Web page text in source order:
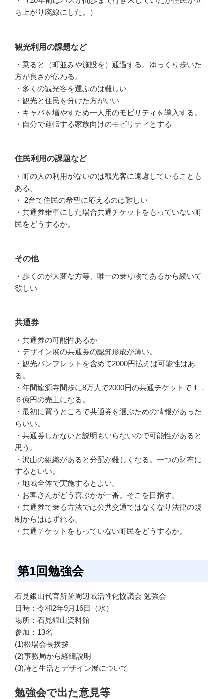
ち上がり廃線にした。）
観光利用の課題など
・乗ると（町並みや施設を）通過する。ゆっくり歩いた
方が良さが伝わる。
・多くの観光客を運ぶのは難しい
・観光と住民を分けた方がいい
・キャパを増やすため一人用のモビリティを導入する。
・自分で運転する家族向けのモビリティとする
住民利用の課題など
・町の人の利用がないのは観光客に遠慮していることも
ある。
・ 2台で住民の希望に応えるのは難しい
・共通券乗車にした場合共通チケットをもっていない町
民をどうするか。
その他
・歩くのが大変な方等、唯一の乗り物であるから続いて
欲しい
共通券
・共通券の可能性あるか
・デザイン展の共通券の認知形成が薄い。
・観光パンフレットを含めて2000円払えば可能性はあ
る。
・年間龍源寺間歩に8万人で2000円の共通チケットで１．
６億円の売上になる。
・最初に買うところで共通券を選ぶための情報があった
らいい。
・共通券しかないと説明もいらないので可能性があると
思う。
・沢山の組織があると分配が難しくなる。一つの財布に
するといい。
・地域全体で実施するとよい。
・お客さんがどう喜ぶかが一番。そこを目指す。
・共通券で乗る方法では公共交通ではなくなり法律の規
制からははずれる。
・共通チケットをもっていない町民をどうするか。
第1回勉強会
石見銀山代官所跡周辺域活性化協議会 勉強会
日時：令和2年9月16日（水）
場所：石見銀山資料館
参加：13名
(1)松場会長挨拶
(2)事務局から経緯説明
(3)詩と生活とデザイン展について
勉強会で出た意見等